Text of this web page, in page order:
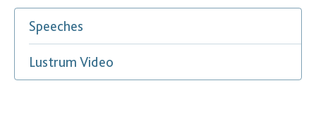
Speeches
Lustrum Video